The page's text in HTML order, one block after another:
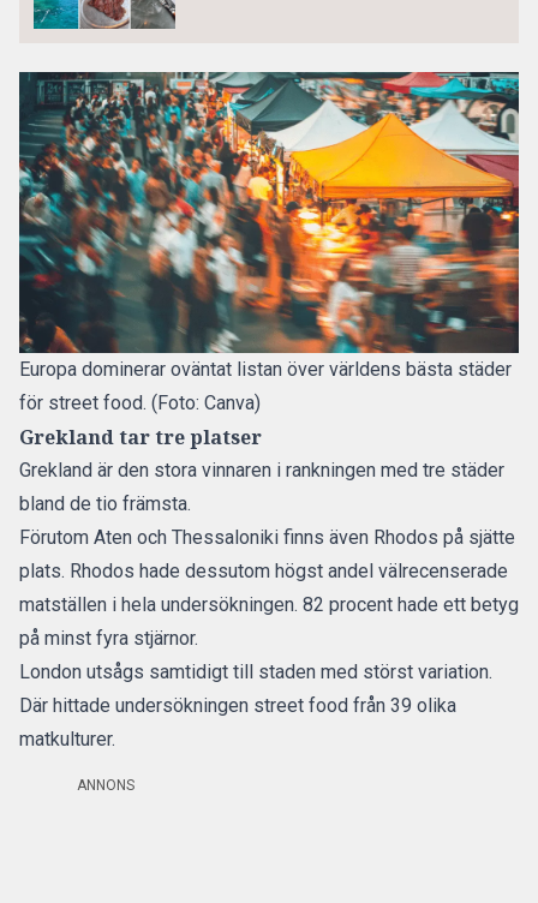
Europa dominerar oväntat listan över världens bästa städer
för street food. (Foto: Canva)
Grekland tar tre platser
Grekland är den stora vinnaren i rankningen med tre städer
bland de tio främsta.
Förutom Aten och Thessaloniki finns även Rhodos på sjätte
plats. Rhodos hade dessutom högst andel välrecenserade
matställen i hela undersökningen. 82 procent hade ett betyg
på minst fyra stjärnor.
London utsågs samtidigt till staden med störst variation.
Där hittade undersökningen street food från 39 olika
matkulturer.
ANNONS